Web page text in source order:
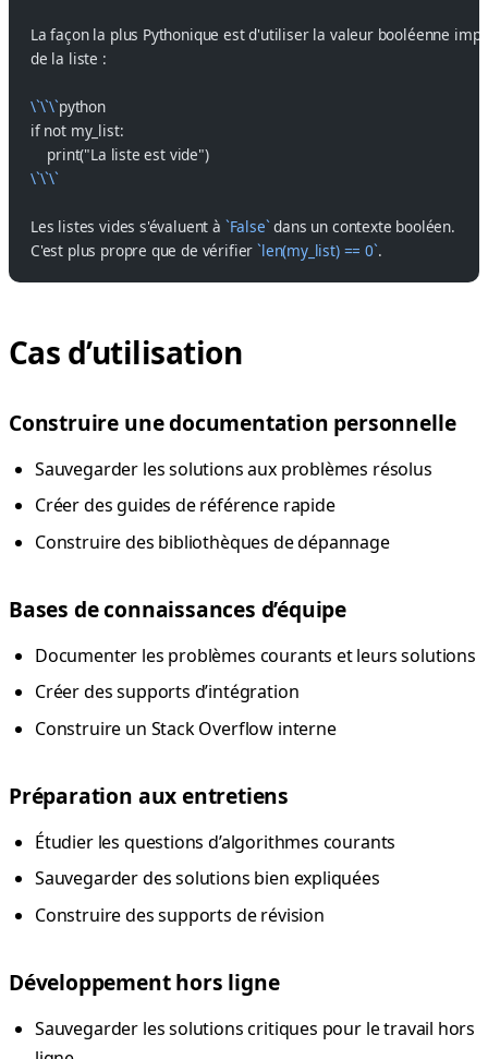
La façon la plus Pythonique est d'utiliser la valeur booléenne
de la liste :
\`\`\`python
if not my_list:
    print("La liste est vide")
\`\`\`
Les listes vides s'évaluent à `False` dans un contexte booléen.
C'est plus propre que de vérifier `len(my_list) == 0`.
Cas d’utilisation
Construire une documentation personnelle
Sauvegarder les solutions aux problèmes résolus
Créer des guides de référence rapide
Construire des bibliothèques de dépannage
Bases de connaissances d’équipe
Documenter les problèmes courants et leurs solutions
Créer des supports d’intégration
Construire un Stack Overflow interne
Préparation aux entretiens
Étudier les questions d’algorithmes courants
Sauvegarder des solutions bien expliquées
Construire des supports de révision
Développement hors ligne
Sauvegarder les solutions critiques pour le travail hors